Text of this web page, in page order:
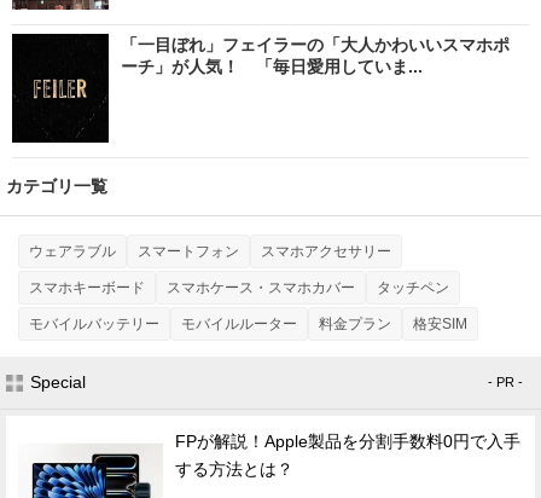
「一目ぼれ」フェイラーの「大人かわいいスマホポ
ーチ」が人気！ 「毎日愛用していま...
カテゴリ一覧
ウェアラブル スマートフォン スマホアクセサリー
スマホキーボード スマホケース・スマホカバー タッチペン
モバイルバッテリー モバイルルーター 料金プラン 格安SIM
Special - PR -
FPが解説！Apple製品を分割手数料0円で入手
する方法とは？